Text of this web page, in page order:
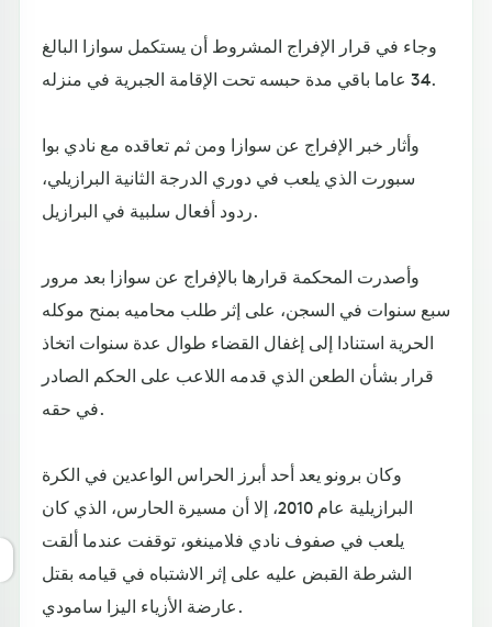
وجاء في قرار الإفراج المشروط أن يستكمل سوازا البالغ
34 عاما باقي مدة حبسه تحت الإقامة الجبرية في منزله.
وأثار خبر الإفراج عن سوازا ومن ثم تعاقده مع نادي بوا
سبورت الذي يلعب في دوري الدرجة الثانية البرازيلي،
ردود أفعال سلبية في البرازيل.
وأصدرت المحكمة قرارها بالإفراج عن سوازا بعد مرور
سبع سنوات في السجن، على إثر طلب محاميه بمنح موكله
الحرية استنادا إلى إغفال القضاء طوال عدة سنوات اتخاذ
قرار بشأن الطعن الذي قدمه اللاعب على الحكم الصادر
في حقه.
وكان برونو يعد أحد أبرز الحراس الواعدين في الكرة
البرازيلية عام 2010، إلا أن مسيرة الحارس، الذي كان
يلعب في صفوف نادي فلامينغو، توقفت عندما ألقت
الشرطة القبض عليه على إثر الاشتباه في قيامه بقتل
عارضة الأزياء اليزا سامودي.